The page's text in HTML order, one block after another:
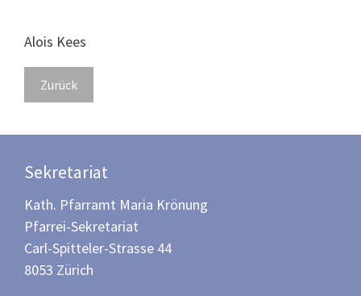
Alois Kees
Zurück
Sekretariat
Kath. Pfarramt Maria Krönung
Pfarrei-Sekretariat
Carl-Spitteler-Strasse 44
8053 Zürich